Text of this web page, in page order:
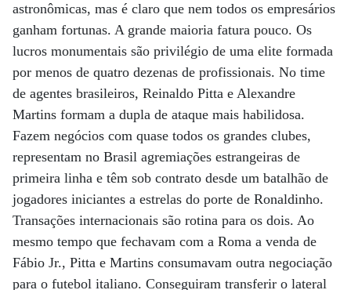
astronômicas, mas é claro que nem todos os empresários
ganham fortunas. A grande maioria fatura pouco. Os
lucros monumentais são privilégio de uma elite formada
por menos de quatro dezenas de profissionais. No time
de agentes brasileiros, Reinaldo Pitta e Alexandre
Martins formam a dupla de ataque mais habilidosa.
Fazem negócios com quase todos os grandes clubes,
representam no Brasil agremiações estrangeiras de
primeira linha e têm sob contrato desde um batalhão de
jogadores iniciantes a estrelas do porte de Ronaldinho.
Transações internacionais são rotina para os dois. Ao
mesmo tempo que fechavam com a Roma a venda de
Fábio Jr., Pitta e Martins consumavam outra negociação
para o futebol italiano. Conseguiram transferir o lateral